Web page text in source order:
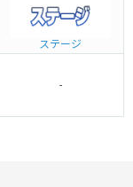
ステージ
-